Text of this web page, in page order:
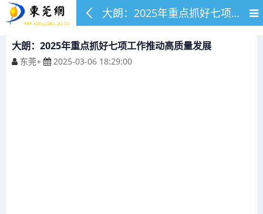
大朗：2025年重点抓好七项工作推动高质量发展
大朗：2025年重点抓好七项工作推动高质量发展
东莞+ 2025-03-06 18:29:00